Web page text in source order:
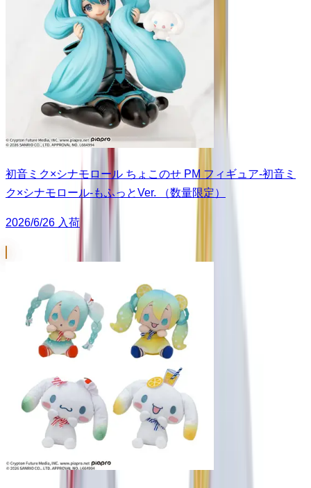
初音ミク×シナモロール ちょこのせ PM フィギュア‐初音ミ
ク×シナモロール‐もふっとVer. （数量限定）
2026/6/26 入荷